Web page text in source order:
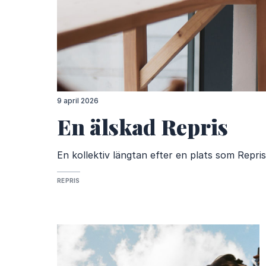
9 april 2026
En älskad Repris
En kollektiv längtan efter en plats som
REPRIS